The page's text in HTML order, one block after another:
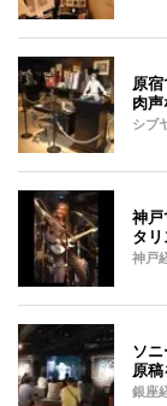
原
肉声
シブ
神戸
タリ
神戸
ソ
原稿
銀座